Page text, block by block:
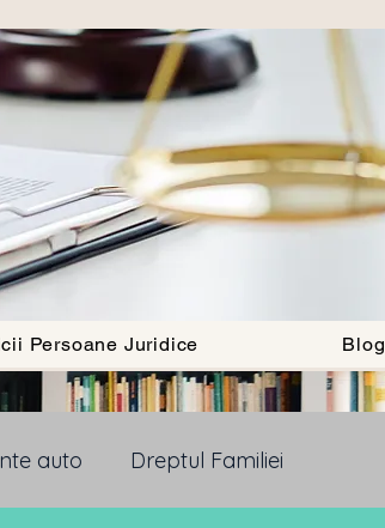
Persoane Juridice Blog
auto Dreptul Familiei